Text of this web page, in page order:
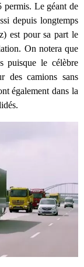
permis. Le géant de
depuis longtemps
est pour sa part le
On notera que
puisque le célèbre
des camions sans
également dans la